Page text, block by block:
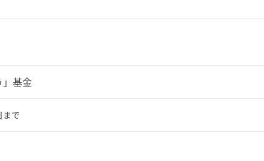
」基金
まで